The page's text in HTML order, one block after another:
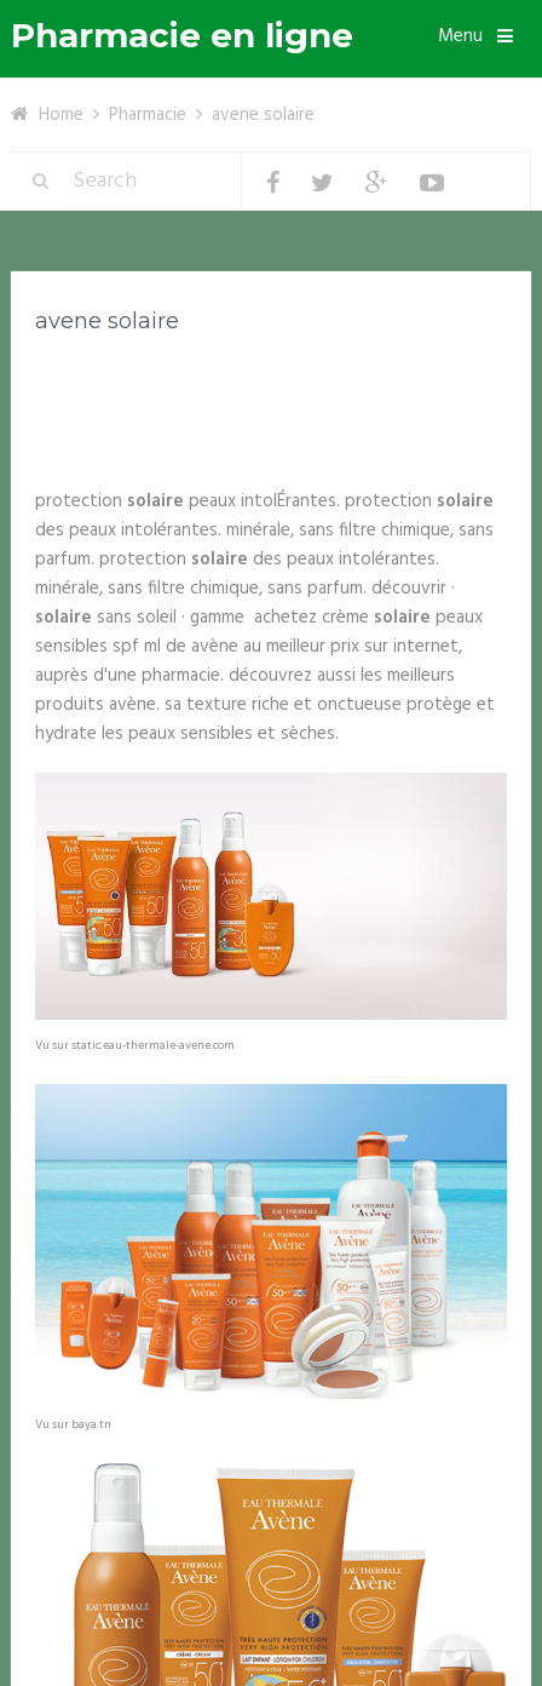
Pharmacie en ligne Menu
Home Pharmacie avene solaire
avene solaire
protection solaire peaux intolÉrantes. protection solaire
des peaux intolérantes. minérale, sans filtre chimique, sans
parfum. protection solaire des peaux intolérantes.
minérale, sans filtre chimique, sans parfum. découvrir ·
solaire sans soleil · gamme achetez crème solaire peaux
sensibles spf ml de avène au meilleur prix sur internet,
auprès d'une pharmacie. découvrez aussi les meilleurs
produits avène. sa texture riche et onctueuse protège et
hydrate les peaux sensibles et sèches.
Vu sur static.eau-thermale-avene.com
Vu sur baya.tn